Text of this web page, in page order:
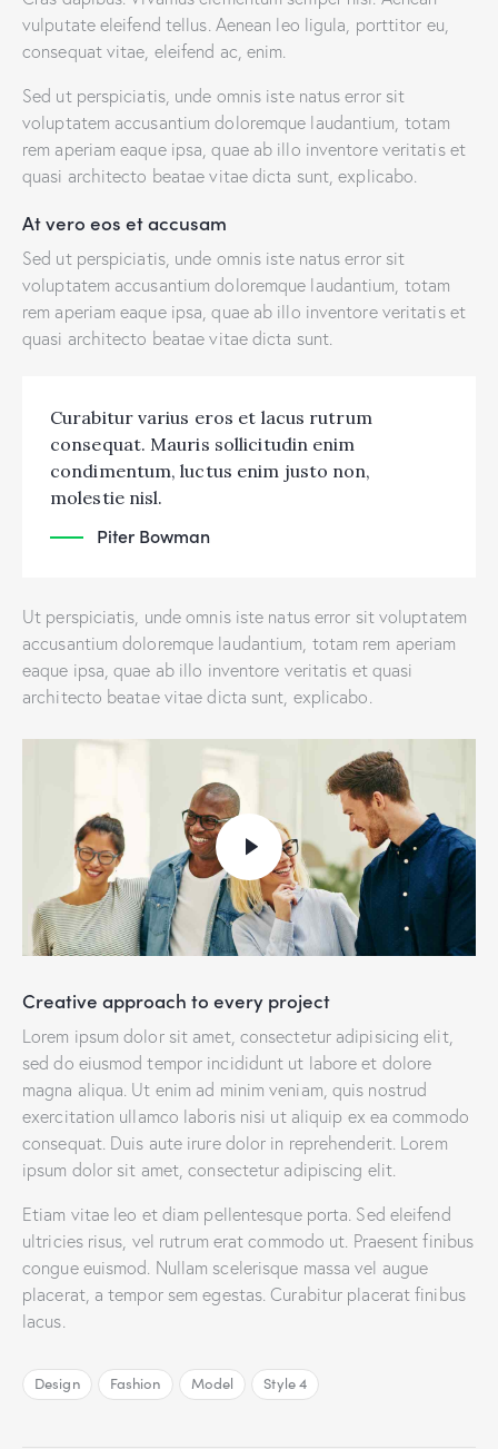
vulputate eleifend tellus. Aenean leo ligula, porttitor eu,
consequat vitae, eleifend ac, enim.
Sed ut perspiciatis, unde omnis iste natus error sit
voluptatem accusantium doloremque laudantium, totam
rem aperiam eaque ipsa, quae ab illo inventore veritatis et
quasi architecto beatae vitae dicta sunt, explicabo.
At vero eos et accusam
Sed ut perspiciatis, unde omnis iste natus error sit
voluptatem accusantium doloremque laudantium, totam
rem aperiam eaque ipsa, quae ab illo inventore veritatis et
quasi architecto beatae vitae dicta sunt.
Curabitur varius eros et lacus rutrum
consequat. Mauris sollicitudin enim
condimentum, luctus enim justo non,
molestie nisl.
Piter Bowman
Ut perspiciatis, unde omnis iste natus error sit voluptatem
accusantium doloremque laudantium, totam rem aperiam
eaque ipsa, quae ab illo inventore veritatis et quasi
architecto beatae vitae dicta sunt, explicabo.
Creative approach to every project
Lorem ipsum dolor sit amet, consectetur adipisicing elit,
sed do eiusmod tempor incididunt ut labore et dolore
magna aliqua. Ut enim ad minim veniam, quis nostrud
exercitation ullamco laboris nisi ut aliquip ex ea commodo
consequat. Duis aute irure dolor in reprehenderit. Lorem
ipsum dolor sit amet, consectetur adipiscing elit.
Etiam vitae leo et diam pellentesque porta. Sed eleifend
ultricies risus, vel rutrum erat commodo ut. Praesent finibus
congue euismod. Nullam scelerisque massa vel augue
placerat, a tempor sem egestas. Curabitur placerat finibus
lacus.
Design Fashion Model Style 4